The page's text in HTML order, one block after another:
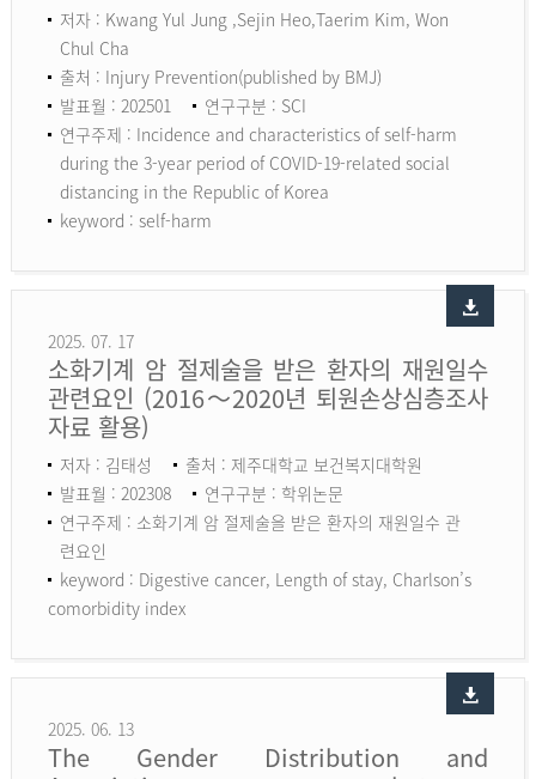
저자 : Kwang Yul Jung ,Sejin Heo,Taerim Kim, Won
Chul Cha
출처 : Injury Prevention(published by BMJ)
발표월 : 202501
연구구분 : SCI
연구주제 : Incidence and characteristics of self-harm
during the 3-year period of COVID-19-related social
distancing in the Republic of Korea
keyword : self-harm
2025. 07. 17
소화기계 암 절제술을 받은 환자의 재원일수
관련요인 (2016～2020년 퇴원손상심층조사
자료 활용)
저자 : 김태성
출처 : 제주대학교 보건복지대학원
발표월 : 202308
연구구분 : 학위논문
연구주제 : 소화기계 암 절제술을 받은 환자의 재원일수 관
련요인
keyword : Digestive cancer, Length of stay, Charlson’s
comorbidity index
2025. 06. 13
The Gender Distribution and